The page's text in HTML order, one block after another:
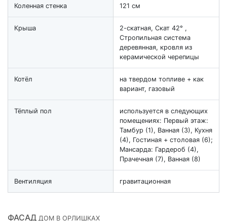
Коленная стенка 121 см
Крыша
2-скатная, Скат 42° ,
Стропильная система
деревянная, кровля из
керамической черепицы
Котёл
на твердом топливе + как
вариант, газовый
Тёплый пол
используется в следующих
помещениях: Первый этаж:
Тамбур (1), Ванная (3), Кухня
(4), Гостиная + столовая (6);
Мансарда: Гардероб (4),
Прачечная (7), Ванная (8)
Вентиляция гравитационная
ФАСАД ДОМ В ОРЛИШКАХ